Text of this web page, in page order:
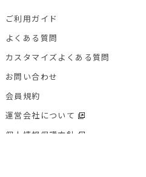
ご利用ガイド
よくある質問
カスタマイズよくある質問
お問い合わせ
会員規約
運営会社について
個人情報保護方針